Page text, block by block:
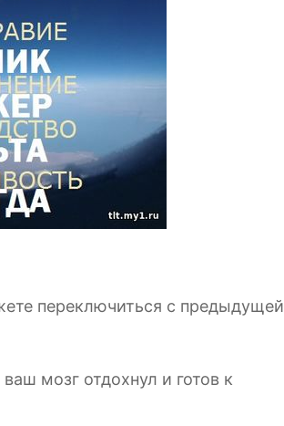
переключиться с предыдущей
мозг отдохнул и готов к